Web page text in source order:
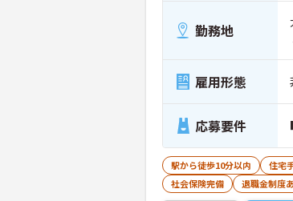
勤務地
雇用形態
応募要件
駅から徒歩10分以内 住宅
社会保険完備
退職金制度